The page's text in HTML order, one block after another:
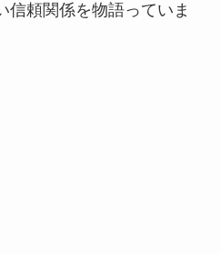
信頼関係を物語っていま